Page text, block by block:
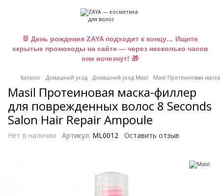
🐰 День рождения ZAYA подходит к концу… Ищите
скрытые промокоды на сайте — через несколько часов
они исчезнут! 🎁
Каталог Домашний уход Домашний уход Masil Masil Протеиновая
Masil Протеиновая маска-филлер
для поврежденных волос 8 Seconds
Salon Hair Repair Ampoule
Нет в наличии Артикул: ML0012 Оставить отзыв